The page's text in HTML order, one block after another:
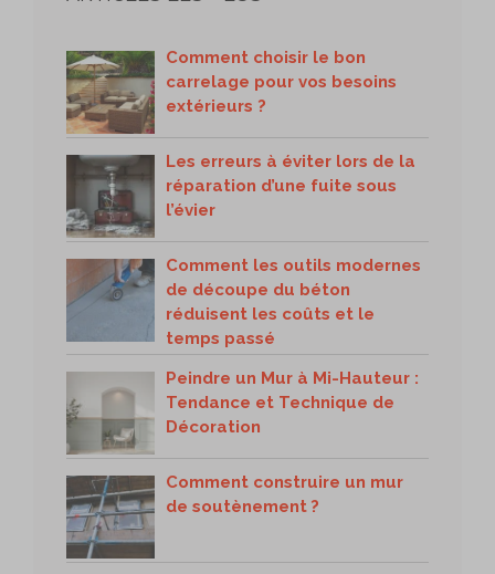
Comment choisir le bon
carrelage pour vos besoins
extérieurs ?
Les erreurs à éviter lors de la
réparation d’une fuite sous
l’évier
Comment les outils modernes
de découpe du béton
réduisent les coûts et le
temps passé
Peindre un Mur à Mi-Hauteur :
Tendance et Technique de
Décoration
Comment construire un mur
de soutènement ?